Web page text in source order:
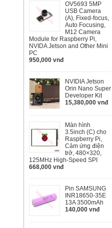
OV5693 5MP
USB Camera
(A), Fixed-focus,
Auto Focusing,
M12 Camera
Module for Raspberry Pi,
NVIDA Jetson and Other Mini
PC
950,000 vnđ
NVIDIA Jetson
Orin Nano Super
Developer Kit
15,380,000 vnđ
Màn hình
3.5inch (C) cho
Raspberry Pi,
Cảm ứng điện
trở, 480×320,
125MHz High-Speed SPI
668,000 vnđ
Pin SAMSUNG
INR18650-35E
13A 3500mAh
140,000 vnđ